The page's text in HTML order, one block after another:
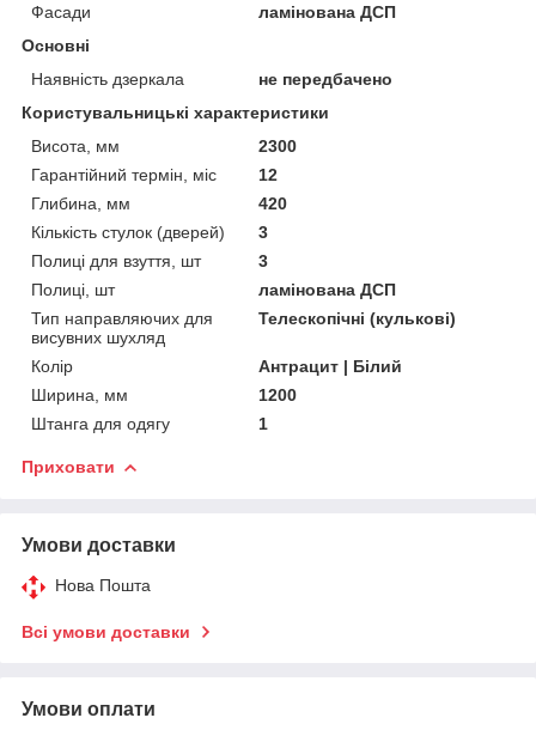
Фасади
ламінована ДСП
Основні
Наявність дзеркала
не передбачено
Користувальницькі характеристики
Висота, мм
2300
Гарантійний термін, міс
12
Глибина, мм
420
Кількість стулок (дверей)
3
Полиці для взуття, шт
3
Полиці, шт
ламінована ДСП
Тип направляючих для
висувних шухляд
Телескопічні (кулькові)
Колір
Антрацит | Білий
Ширина, мм
1200
Штанга для одягу
1
Приховати
Умови доставки
Нова Пошта
Всі умови доставки
Умови оплати